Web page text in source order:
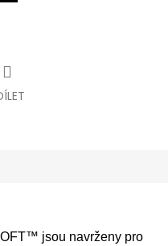
jsou navrženy pro